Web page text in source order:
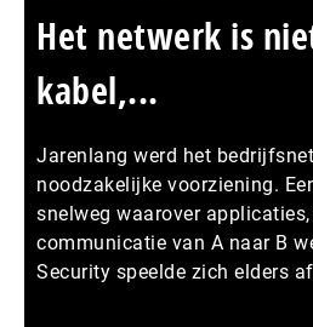
Het netwerk is
kabel,...
Jarenlang werd het
noodzakelijke voorziening.
snelweg waarover
communicatie van A naar B
Security speelde zich elders